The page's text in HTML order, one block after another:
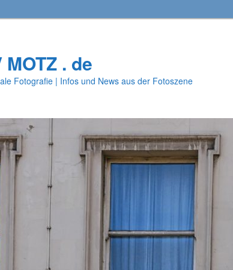
. de
Fotografie | Infos und News aus der Fotoszene